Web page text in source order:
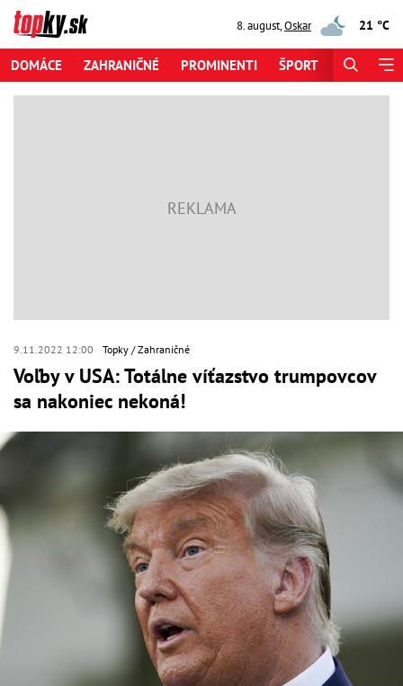
8. august,Oskar 21 °C
DOMÁCE ZAHRANIČNÉ PROMINENTI ŠPORT
9.11.2022 12:00 Topky Zahraničné
Voľby v USA: Totálne víťazstvo trumpovcov
sa nakoniec nekoná!